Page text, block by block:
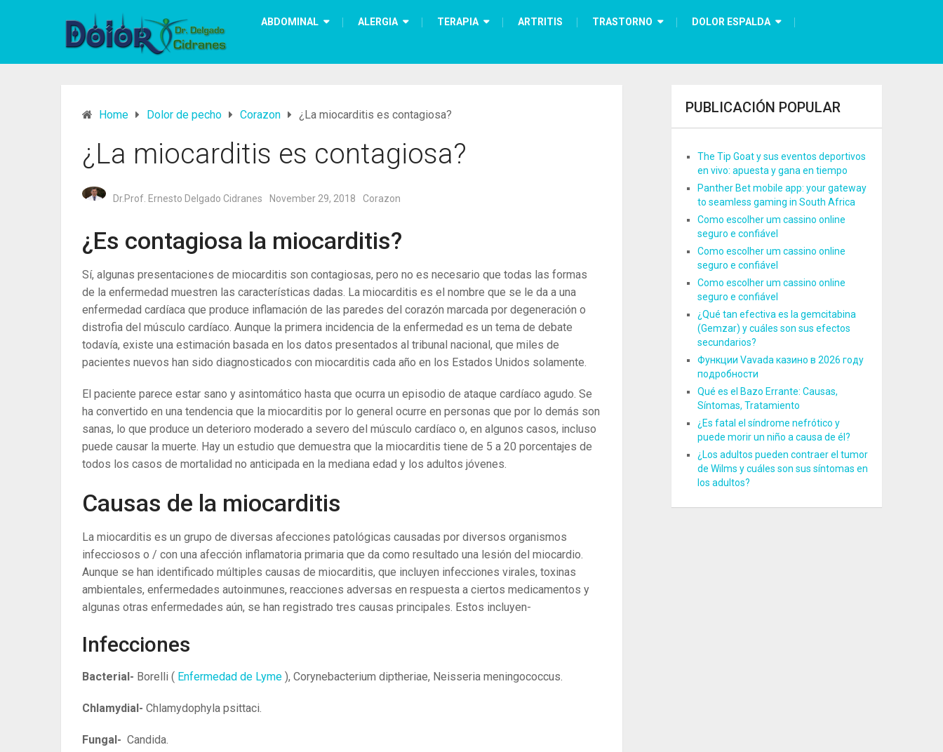
ABDOMINAL ALERGIA TERAPIA ARTRITIS TRASTORNO DOLOR ESPALDA
Home Dolor de pecho Corazon ¿La miocarditis es contagiosa?
¿La miocarditis es contagiosa?
Dr.Prof. Ernesto Delgado Cidranes November 29, 2018 Corazon
¿Es contagiosa la miocarditis?
Sí, algunas presentaciones de miocarditis son contagiosas, pero no es necesario que todas las formas
de la enfermedad muestren las características dadas. La miocarditis es el nombre que se le da a una
enfermedad cardíaca que produce inflamación de las paredes del corazón marcada por degeneración o
distrofia del músculo cardíaco. Aunque la primera incidencia de la enfermedad es un tema de debate
todavía, existe una estimación basada en los datos presentados al tribunal nacional, que miles de
pacientes nuevos han sido diagnosticados con miocarditis cada año en los Estados Unidos solamente.
El paciente parece estar sano y asintomático hasta que ocurra un episodio de ataque cardíaco agudo. Se
ha convertido en una tendencia que la miocarditis por lo general ocurre en personas que por lo demás son
sanas, lo que produce un deterioro moderado a severo del músculo cardíaco o, en algunos casos, incluso
puede causar la muerte. Hay un estudio que demuestra que la miocarditis tiene de 5 a 20 porcentajes de
todos los casos de mortalidad no anticipada en la mediana edad y los adultos jóvenes.
Causas de la miocarditis
La miocarditis es un grupo de diversas afecciones patológicas causadas por diversos organismos
infecciosos o / con una afección inflamatoria primaria que da como resultado una lesión del miocardio.
Aunque se han identificado múltiples causas de miocarditis, que incluyen infecciones virales, toxinas
ambientales, enfermedades autoinmunes, reacciones adversas en respuesta a ciertos medicamentos y
algunas otras enfermedades aún, se han registrado tres causas principales. Estos incluyen-
Infecciones
Bacterial- Borelli ( Enfermedad de Lyme ), Corynebacterium diptheriae, Neisseria meningococcus.
Chlamydial- Chlamydophyla psittaci.
Fungal- Candida.
PUBLICACIÓN POPULAR
The Tip Goat y sus eventos deportivos
en vivo: apuesta y gana en tiempo
Panther Bet mobile app: your gateway
to seamless gaming in South Africa
Como escolher um cassino online
seguro e confiável
Como escolher um cassino online
seguro e confiável
Como escolher um cassino online
seguro e confiável
¿Qué tan efectiva es la gemcitabina
(Gemzar) y cuáles son sus efectos
secundarios?
Функции Vavada казино в 2026 году
подробности
Qué es el Bazo Errante: Causas,
Síntomas, Tratamiento
¿Es fatal el síndrome nefrótico y
puede morir un niño a causa de él?
¿Los adultos pueden contraer el tumor
de Wilms y cuáles son sus síntomas en
los adultos?